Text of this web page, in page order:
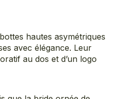
hautes asymétriques
avec élégance. Leur
au dos et d’un logo